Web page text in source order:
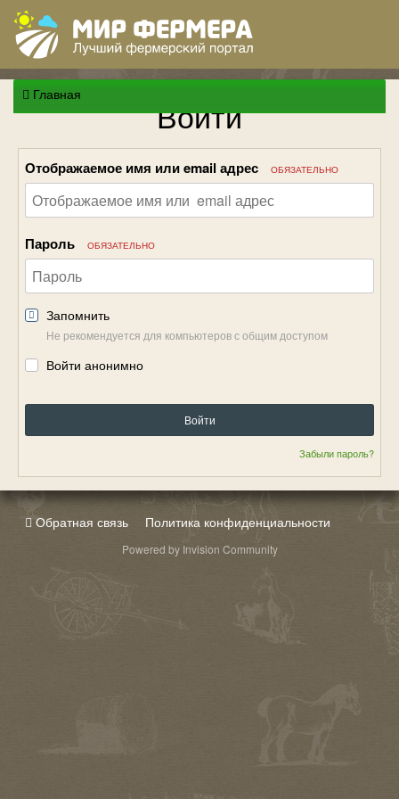
Главная Войти
Отображаемое имя или email адрес ОБЯЗАТЕЛЬНО
Пароль ОБЯЗАТЕЛЬНО
Запомнить
Не рекомендуется для компьютеров с общим доступом
Войти анонимно
Войти
Забыли пароль?
Обратная связь Политика конфиденциальности
Powered by Invision Community